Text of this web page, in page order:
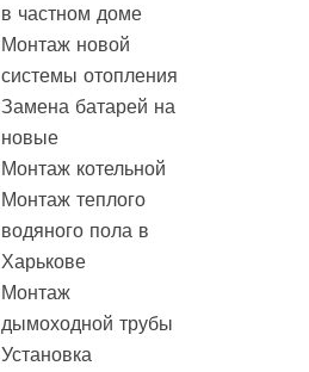
в частном доме
Монтаж новой
системы отопления
Замена батарей на
новые
Монтаж котельной
Монтаж теплого
водяного пола в
Харькове
Монтаж
дымоходной трубы
Установка